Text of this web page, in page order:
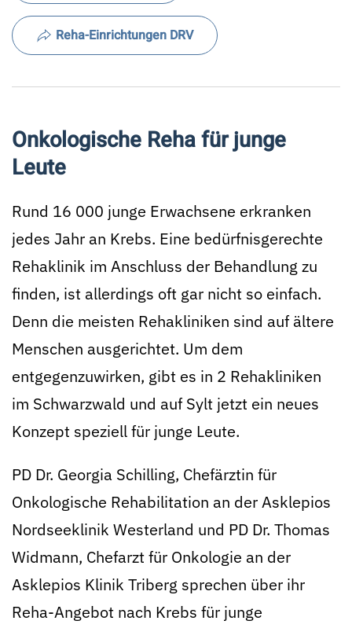
Reha-Einrichtungen DRV
Onkologische Reha für junge
Leute
Rund 16 000 junge Erwachsene erkranken
jedes Jahr an Krebs. Eine bedürfnisgerechte
Rehaklinik im Anschluss der Behandlung zu
finden, ist allerdings oft gar nicht so einfach.
Denn die meisten Rehakliniken sind auf ältere
Menschen ausgerichtet. Um dem
entgegenzuwirken, gibt es in 2 Rehakliniken
im Schwarzwald und auf Sylt jetzt ein neues
Konzept speziell für junge Leute.
PD Dr. Georgia Schilling, Chefärztin für
Onkologische Rehabilitation an der Asklepios
Nordseeklinik Westerland und PD Dr. Thomas
Widmann, Chefarzt für Onkologie an der
Asklepios Klinik Triberg sprechen über ihr
Reha-Angebot nach Krebs für junge